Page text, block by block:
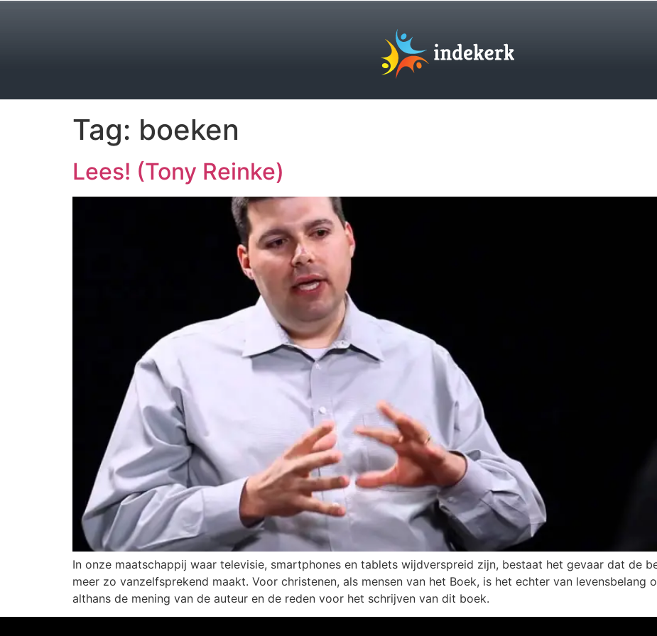
Tag: boeken
Lees! (Tony Reinke)
In onze maatschappij waar televisie, smartphones en tablets wijdverspreid zijn, bestaat het gevaar dat de
meer zo vanzelfsprekend maakt. Voor christenen, als mensen van het Boek, is het echter van levensbelang
althans de mening van de auteur en de reden voor het schrijven van dit boek.